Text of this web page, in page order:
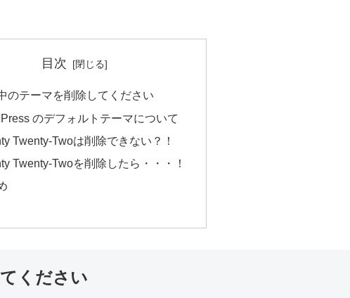
目次
のテーマを削除してください
のデフォルトテーマについて
Twenty-Twoは削除できない？！
Twenty-Twoを削除したら・・・！
ください